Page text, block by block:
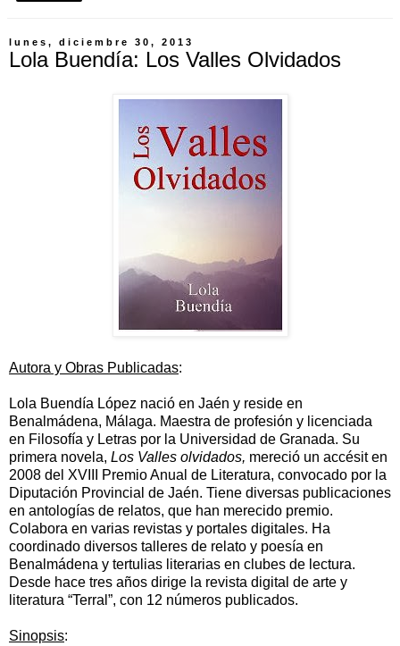
lunes, diciembre 30, 2013
Lola Buendía: Los Valles Olvidados
Autora y Obras Publicadas:
Lola Buendía López nació en Jaén y reside en
Benalmádena, Málaga. Maestra de profesión y licenciada
en Filosofía y Letras por la Universidad de Granada. Su
primera novela, Los Valles olvidados, mereció un accésit en
2008 del XVIII Premio Anual de Literatura, convocado por la
Diputación Provincial de Jaén. Tiene diversas publicaciones
en antologías de relatos, que han merecido premio.
Colabora en varias revistas y portales digitales. Ha
coordinado diversos talleres de relato y poesía en
Benalmádena y tertulias literarias en clubes de lectura.
Desde hace tres años dirige la revista digital de arte y
literatura “Terral”, con 12 números publicados.
Sinopsis: